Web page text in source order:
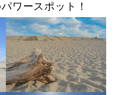
ワースポット！